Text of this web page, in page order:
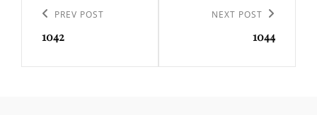
l’article
Previous
Post
PREV POST
1042
NEXT POST
1044